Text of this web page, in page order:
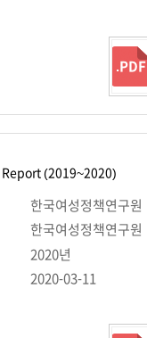
.PDF
(2019~2020)
한국여성정책연구원
한국여성정책연구원
2020년
2020-03-11